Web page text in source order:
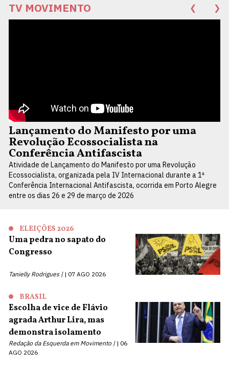
TV MOVIMENTO ❮ ❯
Lançamento do Manifesto por uma
Revolução Ecossocialista na
Conferência Antifascista
Atividade de Lançamento do Manifesto por uma Revolução
Ecossocialista, organizada pela IV Internacional durante a 1ª
Conferência Internacional Antifascista, ocorrida em Porto Alegre
entre os dias 26 e 29 de março de 2026
ELEIÇÕES 2026
Uma pedra no sapato do
Congresso
Tanielly Rodrigues | 07 AGO 2026
BRASIL
Escolha de vice de Flávio
agrada Arthur Lira, mas
demonstra isolamento
Redação da Esquerda em Movimento |
06
AGO 2026